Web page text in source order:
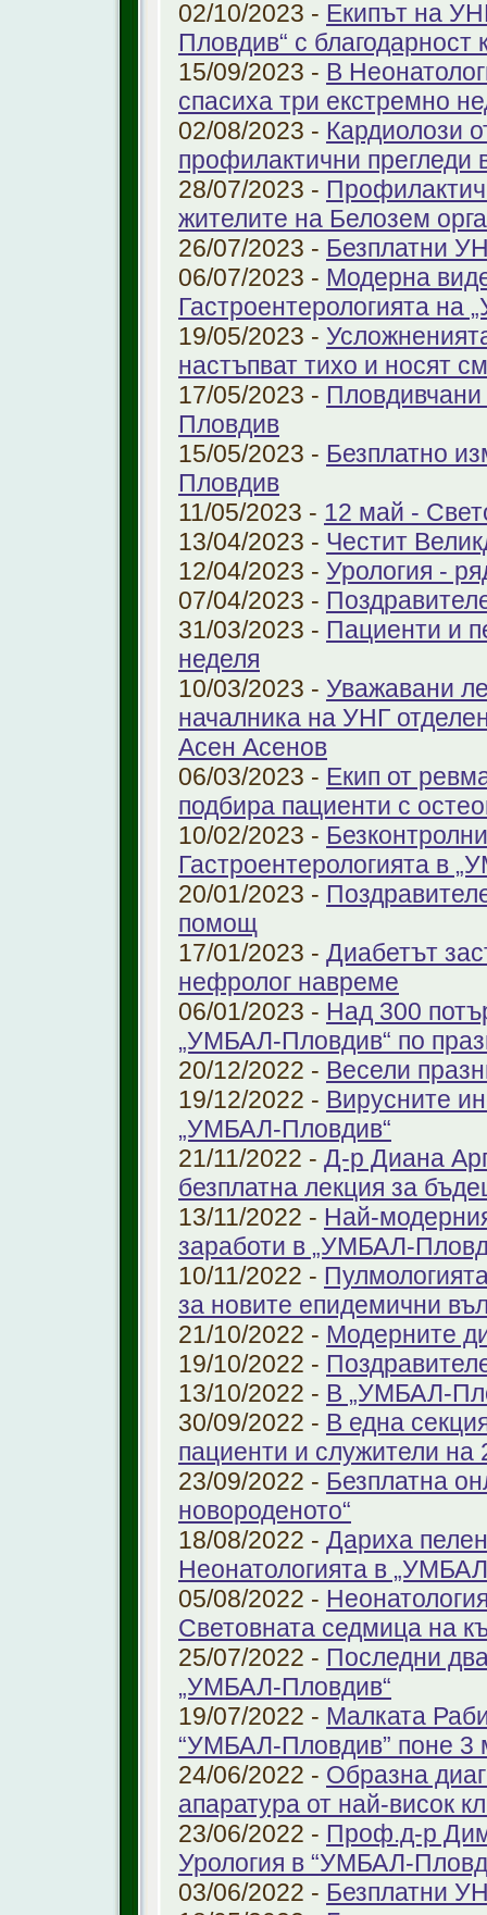
02/10/2023 - Екипът на
Пловдив“ с благодарност
15/09/2023 - В
спасиха три екстремно
02/08/2023 - Кардиолози
профилактични прегледи
28/07/2023 -
жителите на Белозем
26/07/2023 - Безплатни
06/07/2023 - Модерна
Гастроентерологията на
19/05/2023 -
настъпват тихо и носят
17/05/2023 -
Пловдив
15/05/2023 - Безплатно
Пловдив
11/05/2023 - 12 май -
13/04/2023 - Честит
12/04/2023 - Урология -
07/04/2023 -
31/03/2023 - Пациенти и
неделя
10/03/2023 - Уважавани
началника на УНГ
Асен Асенов
06/03/2023 - Екип от
подбира пациенти с
10/02/2023 -
Гастроентерологията в
20/01/2023 -
помощ
17/01/2023 - Диабетът
нефролог навреме
06/01/2023 - Над 300
„УМБАЛ-Пловдив“ по
20/12/2022 - Весели
19/12/2022 - Вирусните
„УМБАЛ-Пловдив“
21/11/2022 - Д-р Диана
безплатна лекция за
13/11/2022 - Най-
заработи в „УМБАЛ-
10/11/2022 -
за новите епидемични
21/10/2022 - Модерните
19/10/2022 -
13/10/2022 - В „УМБАЛ-
30/09/2022 - В една
пациенти и служители на
23/09/2022 - Безплатна
новороденото“
18/08/2022 - Дариха
Неонатологията в
05/08/2022 -
Световната седмица на
25/07/2022 - Последни
„УМБАЛ-Пловдив“
19/07/2022 - Малката
“УМБАЛ-Пловдив” поне 3
24/06/2022 - Образна
апаратура от най-висок
23/06/2022 - Проф.д-р
Урология в “УМБАЛ-
03/06/2022 - Безплатни